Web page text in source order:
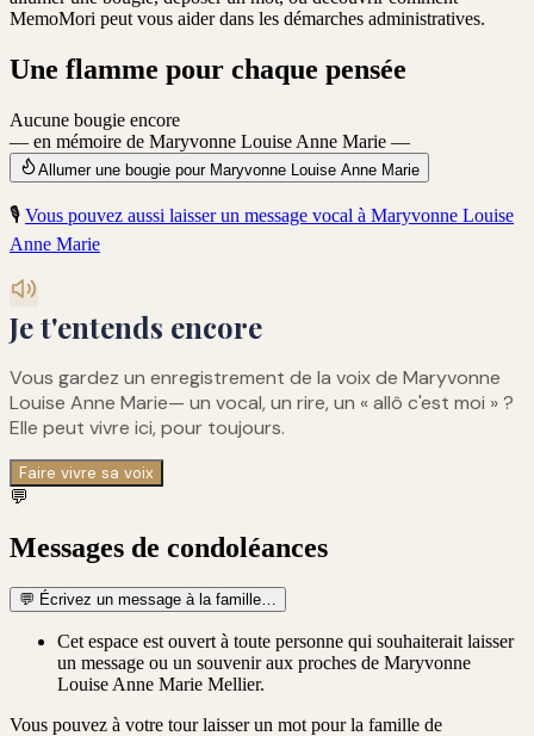
MemoMori peut vous aider dans les démarches administratives.
Une flamme pour chaque pensée
Aucune bougie encore
— en mémoire de Maryvonne Louise Anne Marie —
Allumer une bougie pour Maryvonne Louise Anne Marie
🎙️ Vous pouvez aussi laisser un message vocal à Maryvonne Louise
Anne Marie
Je t'entends encore
Vous gardez un enregistrement de la voix de Maryvonne
Louise Anne Marie— un vocal, un rire, un « allô c'est moi » ?
Elle peut vivre ici, pour toujours.
Faire vivre sa voix
💬
Messages de condoléances
💬 Écrivez un message à la famille…
Cet espace est ouvert à toute personne qui souhaiterait laisser
un message ou un souvenir aux proches de Maryvonne
Louise Anne Marie Mellier.
Vous pouvez à votre tour laisser un mot pour la famille de